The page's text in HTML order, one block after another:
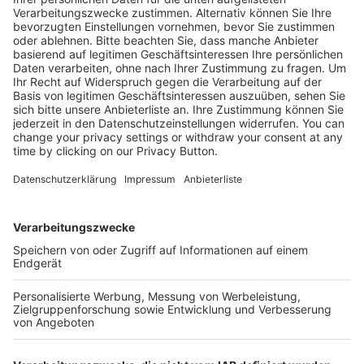
Meisterschulen.
45,30 €
Mehr Infos
Kostenlose Rücksendung bis zu 14 Tage nach
Bestelleingang (innerhalb Deutschlands).
Versandkosten.
Der Bestellprozess ist mit Hilfe eines SSL-
SERVICE HOTLINE